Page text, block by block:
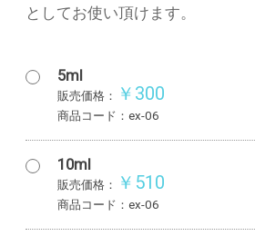
としてお使い頂けます。
5ml
販売価格： ￥300
商品コード：ex-06
10ml
販売価格： ￥510
商品コード：ex-06